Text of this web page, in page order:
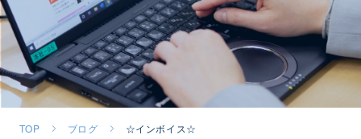
TOP ブログ ☆インボイス☆